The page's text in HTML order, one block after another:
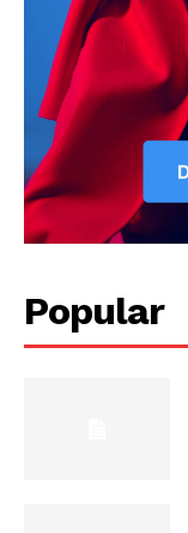
Popular